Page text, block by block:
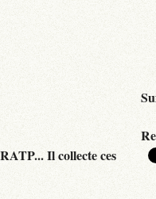
Il collecte ces